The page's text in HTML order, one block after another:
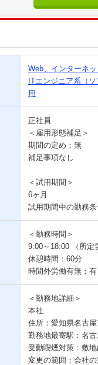
Web、インターネ
ITエンジニア系（
用
正社員
＜雇用形態補足＞
期間の定め：無
補足事項なし
＜試用期間＞
6ヶ月
試用期間中の勤務条
＜勤務時間＞
9:00～18:00 （所定
休憩時間：60分
時間外労働有無：有
＜勤務地詳細＞
本社
住所：愛知県名古
勤務地最寄駅：名
受動喫煙対策：敷
変更の範囲：会社